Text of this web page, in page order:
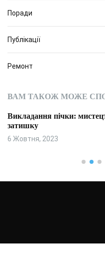
Поради
Публікації
Ремонт
ВАМ ТАКОЖ МОЖЕ
Викладання пічки:
затишку
6 Жовтня, 2023